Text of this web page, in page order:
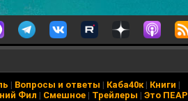
| Вопросы и ответы | Каба40к| Книги |
Фил | Смешное | Трейлеры | Это ПЕАР